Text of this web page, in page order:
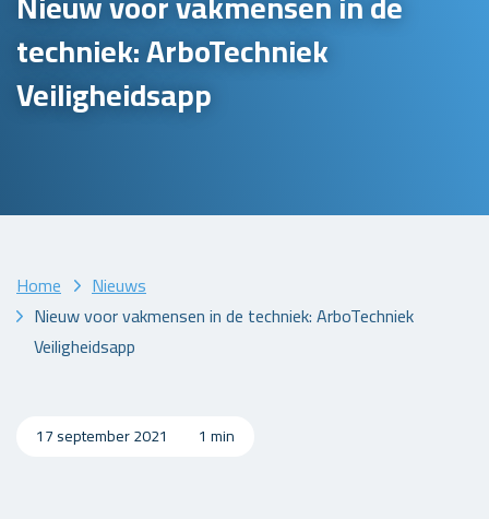
techniek: ArboTechniek
Veiligheidsapp
Home
Nieuws
Nieuw voor vakmensen in de techniek: ArboTechniek
Veiligheidsapp
17 september 2021 1 min